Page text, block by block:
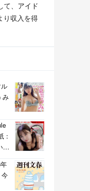
、 アイド
り収入を得
み